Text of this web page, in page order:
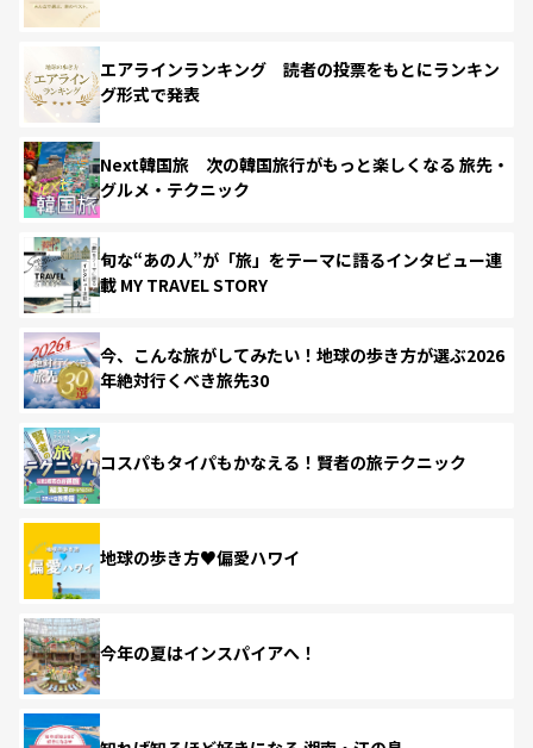
エアラインランキング 読者の投票をもとにランキン
グ形式で発表
Next韓国旅 次の韓国旅行がもっと楽しくなる 旅先・
グルメ・テクニック
旬な“あの人”が「旅」をテーマに語るインタビュー連
載 MY TRAVEL STORY
今、こんな旅がしてみたい！地球の歩き方が選ぶ2026
年絶対行くべき旅先30
コスパもタイパもかなえる！賢者の旅テクニック
地球の歩き方♥偏愛ハワイ
今年の夏はインスパイアへ！